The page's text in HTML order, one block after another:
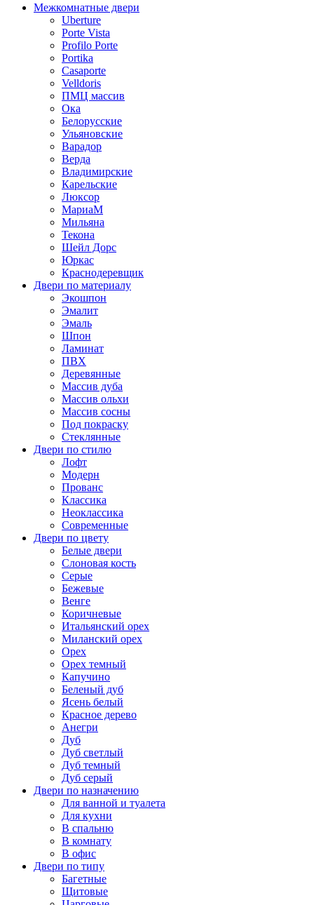
Межкомнатные двери
Uberture
Porte Vista
Profilo Porte
Portika
Casaporte
Velldoris
ПМЦ массив
Ока
Белорусские
Ульяновские
Варадор
Верда
Владимирские
Карельские
Люксор
МариаМ
Мильяна
Текона
Шейл Дорс
Юркас
Краснодеревщик
Двери по материалу
Экошпон
Эмалит
Эмаль
Шпон
Ламинат
ПВХ
Деревянные
Массив дуба
Массив ольхи
Массив сосны
Под покраску
Стеклянные
Двери по стилю
Лофт
Модерн
Прованс
Классика
Неоклассика
Современные
Двери по цвету
Белые двери
Слоновая кость
Серые
Бежевые
Венге
Коричневые
Итальянский орех
Миланский орех
Орех
Орех темный
Капучино
Беленый дуб
Ясень белый
Красное дерево
Анегри
Дуб
Дуб светлый
Дуб темный
Дуб серый
Двери по назначению
Для ванной и туалета
Для кухни
В спальню
В комнату
В офис
Двери по типу
Багетные
Щитовые